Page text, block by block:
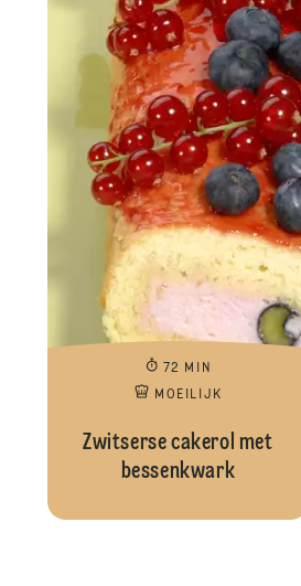
72 MIN
MOEILIJK
Zwitserse cakerol met
bessenkwark